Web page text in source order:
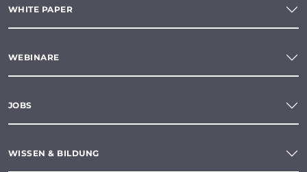
WHITE PAPER
WEBINARE
JOBS
WISSEN & BILDUNG